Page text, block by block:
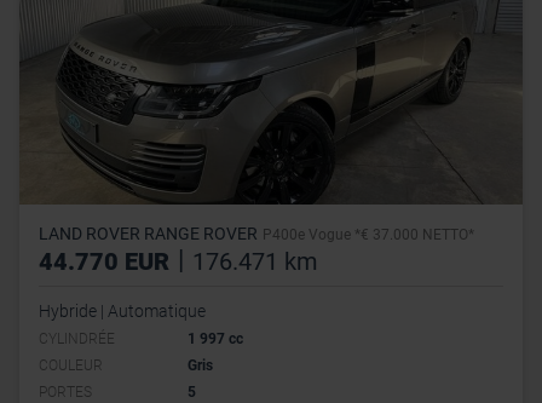
LAND ROVER RANGE ROVER P400e Vogue *€ 37.000 NETTO*
44.770 EUR | 176.471 km
Hybride | Automatique
CYLINDRÉE
1 997 cc
COULEUR
Gris
PORTES
5